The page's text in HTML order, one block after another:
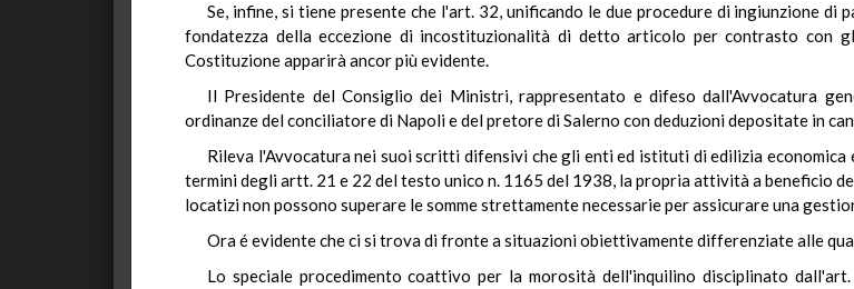
Se, infine, si tiene presente che l'art. 32, unificando le due procedure di ingiunzione
fondatezza della eccezione di incostituzionalità di detto articolo per contrasto con
Costituzione apparirà ancor più evidente.
Il Presidente del Consiglio dei Ministri, rappresentato e difeso dall'Avvocatura
ordinanze del conciliatore di Napoli e del pretore di Salerno con deduzioni depositate in
Rileva l'Avvocatura nei suoi scritti difensivi che gli enti ed istituti di edilizia
termini degli artt. 21 e 22 del testo unico n. 1165 del 1938, la propria attività a beneficio
locatizi non possono superare le somme strettamente necessarie per assicurare una
Ora é evidente che ci si trova di fronte a situazioni obiettivamente differenziate alle
Lo speciale procedimento coattivo per la morosità dell'inquilino disciplinato